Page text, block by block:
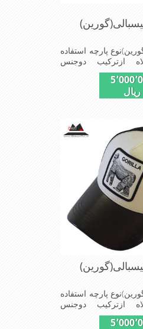
پارچه استفاده
ازترکیب دوجنس
که با
که مناسب این شکل
فرمی
ازدیگرخصوصیات این کلاه می باشندmade
ریال
پارچه استفاده
ازترکیب دوجنس
که با